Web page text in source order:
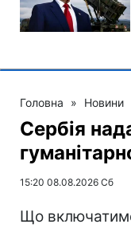
Головна » Новини
Сербія
15:20 08.08.2026 Сб
Що